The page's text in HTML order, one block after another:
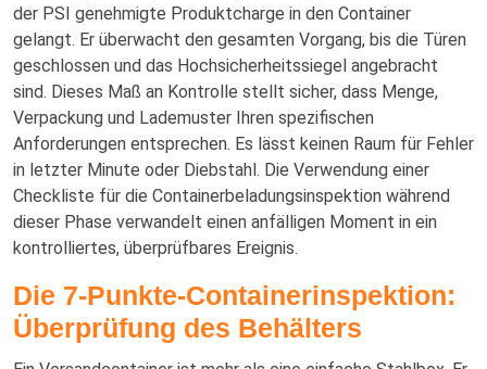
der PSI genehmigte Produktcharge in den Container
gelangt. Er überwacht den gesamten Vorgang, bis die Türen
geschlossen und das Hochsicherheitssiegel angebracht
sind. Dieses Maß an Kontrolle stellt sicher, dass Menge,
Verpackung und Lademuster Ihren spezifischen
Anforderungen entsprechen. Es lässt keinen Raum für Fehler
in letzter Minute oder Diebstahl. Die Verwendung einer
Checkliste für die Containerbeladungsinspektion während
dieser Phase verwandelt einen anfälligen Moment in ein
kontrolliertes, überprüfbares Ereignis.
Die 7-Punkte-Containerinspektion:
Überprüfung des Behälters